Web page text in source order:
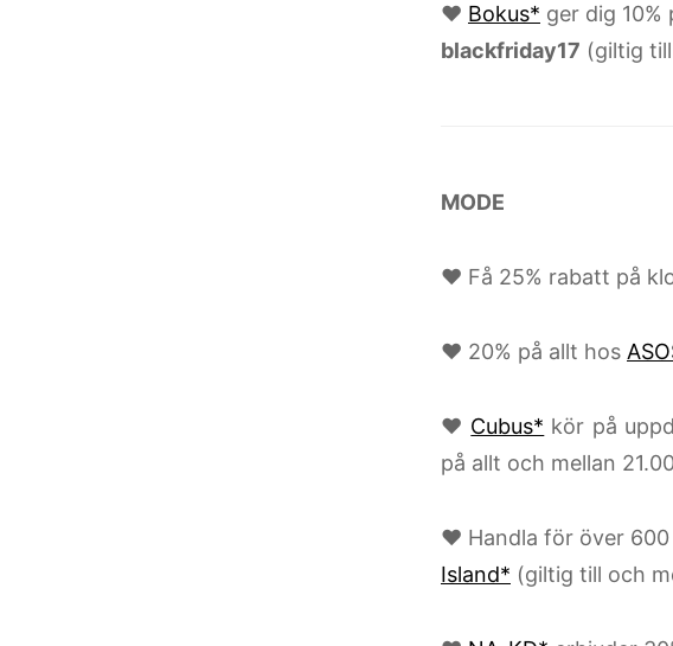
♥ Bokus* ger dig
blackfriday17 (giltig
MODE
♥ Få 25% rabatt på
♥ 20% på allt hos
♥ Cubus* kör på
på allt och mellan
♥ Handla för över 600
Island* (giltig till och